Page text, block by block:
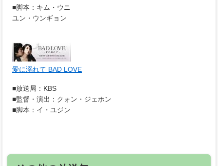
■脚本：キム・ウニ
ユン・ウンギョン
愛に溺れて BAD LOVE
■放送局：KBS
■監督・演出：クォン・ジェホン
■脚本：イ・ユジン